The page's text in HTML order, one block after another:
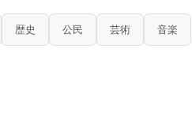
歴史 公民 芸術 音楽